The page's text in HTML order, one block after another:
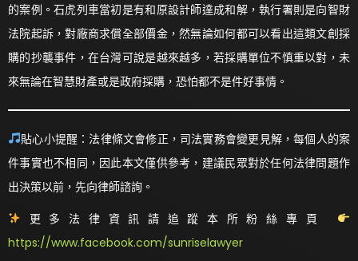
的案例。石虎列車當初是有和原設計師達成和解，執行署則是向智財
法院起訴，對廠商求償全部價金，然無論如何都可以看出這類文創採
購的抄襲事件，在台灣可說是越來越多，若採購單位不慎重以對，未
來無論在智慧財產或是政府採購，恐怕都不是件好事情。
貼心小提醒：法律條文會修正，司法實務會變更見解，每個人的案
件事實也不相同，因此本文僅供參考，建議民眾對於任何法律問題作
出決策以前，先向律師諮詢。
更多法律資訊請追蹤本所粉絲專頁
https://www.facebook.com/sunriselawyer